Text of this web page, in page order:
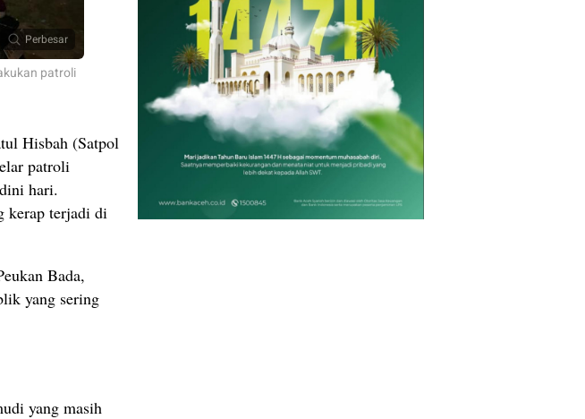
Perbesar
patroli
Hisbah (Satpol
patroli
hari.
kerap terjadi di
Bada,
yang sering
yang masih